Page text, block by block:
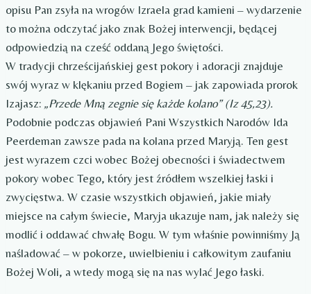
opisu Pan zsyła na wrogów Izraela grad kamieni – wydarzenie
to można odczytać jako znak Bożej interwencji, będącej
odpowiedzią na cześć oddaną Jego świętości.
W tradycji chrześcijańskiej gest pokory i adoracji znajduje
swój wyraz w klękaniu przed Bogiem – jak zapowiada prorok
Izajasz: „Przede Mną zegnie się każde kolano” (Iz 45,23).
Podobnie podczas objawień Pani Wszystkich Narodów Ida
Peerdeman zawsze pada na kolana przed Maryją. Ten gest
jest wyrazem czci wobec Bożej obecności i świadectwem
pokory wobec Tego, który jest źródłem wszelkiej łaski i
zwycięstwa. W czasie wszystkich objawień, jakie miały
miejsce na całym świecie, Maryja ukazuje nam, jak należy się
modlić i oddawać chwałę Bogu. W tym właśnie powinniśmy Ją
naśladować – w pokorze, uwielbieniu i całkowitym zaufaniu
Bożej Woli, a wtedy mogą się na nas wylać Jego łaski.